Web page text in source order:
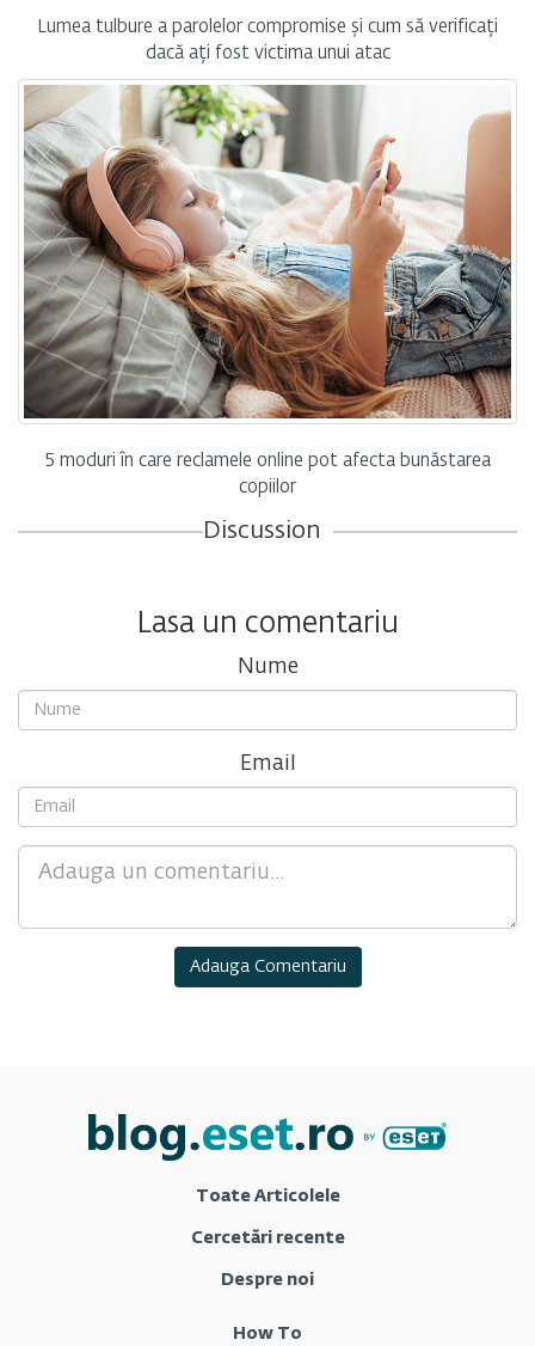
Lumea tulbure a parolelor compromise și cum să verificați
dacă ați fost victima unui atac
5 moduri în care reclamele online pot afecta bunăstarea
copiilor
Discussion
Lasa un comentariu
Nume
Email
Toate Articolele
Cercetări recente
Despre noi
How To